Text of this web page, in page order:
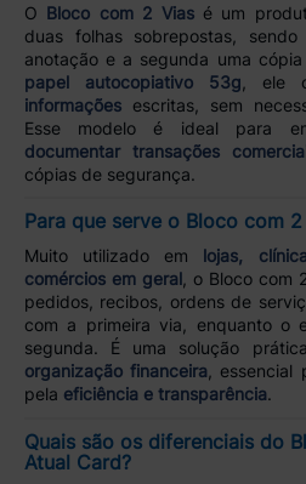
O Bloco com 2 Viasé um
duas folhas sobrepostas,
anotação e a segunda uma
papel autocopiativo 53g , ele
informaçõesescritas, sem
Esse modelo é ideal para
documentar transações
cópias de segurança.
Para que serve o Bloco com
Muito utilizado em lojas,
comércios em geral, o Bloco com
pedidos, recibos, ordens de
com a primeira via, enquanto o
segunda. É uma solução
organização financeira ,
pela eficiência e transparência.
Quais são os diferenciais do
Atual Card?